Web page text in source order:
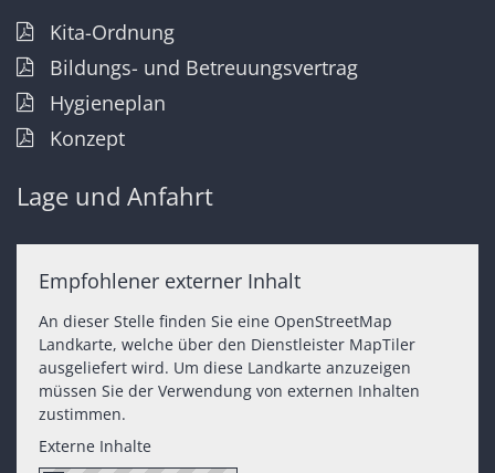
Kita-Ordnung
Bildungs- und Betreuungsvertrag
Hygieneplan
Konzept
Lage und Anfahrt
Empfohlener externer Inhalt
An dieser Stelle finden Sie eine OpenStreetMap
Landkarte, welche über den Dienstleister MapTiler
ausgeliefert wird. Um diese Landkarte anzuzeigen
müssen Sie der Verwendung von externen Inhalten
zustimmen.
Externe Inhalte